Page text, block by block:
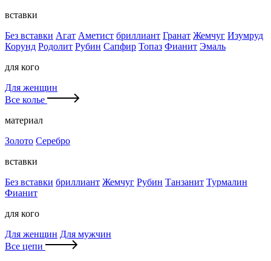
вставки
Без вставки Агат Аметист бриллиант Гранат Жемчуг Изумруд
Корунд Родолит Рубин Сапфир Топаз Фианит Эмаль
для кого
Для женщин
Все колье
материал
Золото Серебро
вставки
Без вставки бриллиант Жемчуг Рубин Танзанит Турмалин
Фианит
для кого
Для женщин Для мужчин
Все цепи